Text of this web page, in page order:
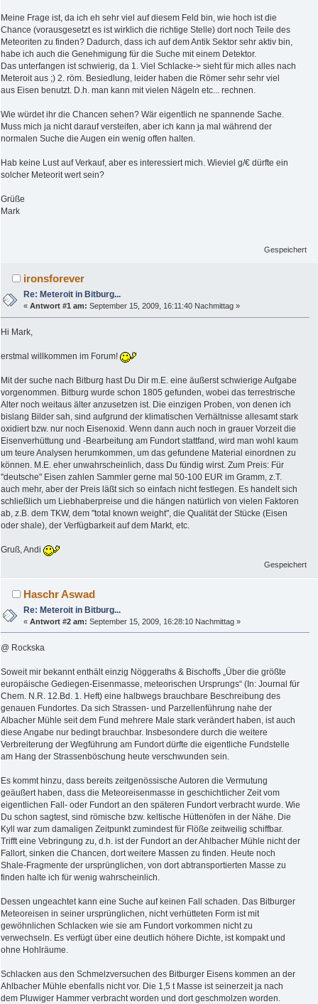
Meine Frage ist, da ich eh sehr viel auf diesem Feld bin, wie hoch ist die
Chance (vorausgesetzt es ist wirklich die richtige Stelle) dort noch Teile des
Meteoriten zu finden? Dadurch, dass ich auf dem Antik Sektor sehr aktiv bin,
habe ich auch die Genehmigung für die Suche mit einem Detektor.
Das unterfangen ist schwierig, da 1. Viel Schlacke-> sieht für mich alles nach
Meteroit aus ;) 2. röm. Besiedlung, leider haben die Römer sehr sehr viel
aus Eisen benutzt. D.h. man kann mit vielen Nägeln etc... rechnen.
Wie würdet ihr die Chancen sehen? Wär eigentlich ne spannende Sache.
Muss mich ja nicht darauf versteifen, aber ich kann ja mal während der
normalen Suche die Augen ein wenig offen halten.
Hab keine Lust auf Verkauf, aber es interessiert mich. Wieviel g/€ dürfte ein
solcher Meteorit wert sein?
Grüße
Mark
Gespeichert
ironsforever
Re: Meteroit in Bitburg...
«Antwort #1 am: September 15, 2009, 16:11:40 Nachmittag »
Hi Mark,
erstmal willkommen im Forum!
Mit der suche nach Bitburg hast Du Dir m.E. eine äußerst schwierige Aufgabe
vorgenommen. Bitburg wurde schon 1805 gefunden, wobei das terrestrische
Alter noch weitaus älter anzusetzen ist. Die einzigen Proben, von denen ich
bislang Bilder sah, sind aufgrund der klimatischen Verhältnisse allesamt stark
oxidiert bzw. nur noch Eisenoxid. Wenn dann auch noch in grauer Vorzeit die
Eisenverhüttung und -Bearbeitung am Fundort stattfand, wird man wohl kaum
um teure Analysen herumkommen, um das gefundene Material einordnen zu
können. M.E. eher unwahrscheinlich, dass Du fündig wirst. Zum Preis: Für
"deutsche" Eisen zahlen Sammler gerne mal 50-100 EUR im Gramm, z.T.
auch mehr, aber der Preis läßt sich so einfach nicht festlegen. Es handelt sich
schließlich um Liebhaberpreise und die hängen natürlich von vielen Faktoren
ab, z.B. dem TKW, dem "total known weight", die Qualität der Stücke (Eisen
oder shale), der Verfügbarkeit auf dem Markt, etc.
Gruß, Andi
Gespeichert
Haschr Aswad
Re: Meteroit in Bitburg...
«Antwort #2 am: September 15, 2009, 16:28:10 Nachmittag »
@ Rockska
Soweit mir bekannt enthält einzig Nöggeraths & Bischoffs „Über die größte
europäische Gediegen-Eisenmasse, meteorischen Ursprungs“ (In: Journal für
Chem. N.R. 12.Bd. 1. Heft) eine halbwegs brauchbare Beschreibung des
genauen Fundortes. Da sich Strassen- und Parzellenführung nahe der
Albacher Mühle seit dem Fund mehrere Male stark verändert haben, ist auch
diese Angabe nur bedingt brauchbar. Insbesondere durch die weitere
Verbreiterung der Wegführung am Fundort dürfte die eigentliche Fundstelle
am Hang der Strassenböschung heute verschwunden sein.
Es kommt hinzu, dass bereits zeitgenössische Autoren die Vermutung
geäußert haben, dass die Meteoreisenmasse in geschichtlicher Zeit vom
eigentlichen Fall- oder Fundort an den späteren Fundort verbracht wurde. Wie
Du schon sagtest, sind römische bzw. keltische Hüttenöfen in der Nähe. Die
Kyll war zum damaligen Zeitpunkt zumindest für Flöße zeitweilig schiffbar.
Trifft eine Vebringung zu, d.h. ist der Fundort an der Ahlbacher Mühle nicht der
Fallort, sinken die Chancen, dort weitere Massen zu finden. Heute noch
Shale-Fragmente der ursprünglichen, von dort abtransportierten Masse zu
finden halte ich für wenig wahrscheinlich.
Dessen ungeachtet kann eine Suche auf keinen Fall schaden. Das Bitburger
Meteoreisen in seiner ursprünglichen, nicht verhütteten Form ist mit
gewöhnlichen Schlacken wie sie am Fundort vorkommen nicht zu
verwechseln. Es verfügt über eine deutlich höhere Dichte, ist kompakt und
ohne Hohlräume.
Schlacken aus den Schmelzversuchen des Bitburger Eisens kommen an der
Ahlbacher Mühle ebenfalls nicht vor. Die 1,5 t Masse ist seinerzeit ja nach
dem Pluwiger Hammer verbracht worden und dort geschmolzen worden.